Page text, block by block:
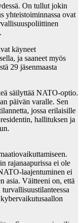
On tullut jokin
yhteistoiminnassa ovat
käyneet
ja saaneet myös
29 jäsenmaasta
säilyttää NATO-optio.
päivän varalle. Sen
jossa erilaisille
hallituksen ja
rajanaapurissa ei ole
laajentuminen ei
asia. Väitteeni on, että